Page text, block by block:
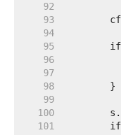
    92
    93
    94
    95
    96
    97
    98
    99
   100
   101